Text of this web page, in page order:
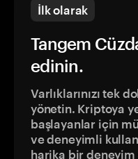
İlk olarak
Tangem
edinin.
Varlıklarınızı tek
yönetin. Kriptoya
başlayanlar için
ve deneyimli
harika bir deneyim